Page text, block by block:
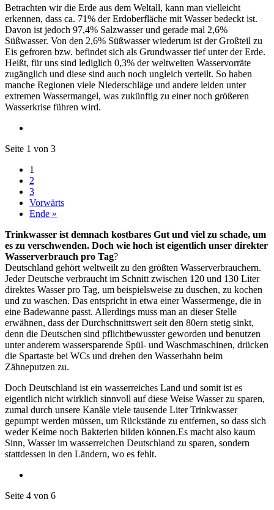
Betrachten wir die Erde aus dem Weltall, kann man vielleicht
erkennen, dass ca. 71% der Erdoberfläche mit Wasser bedeckt ist.
Davon ist jedoch 97,4% Salzwasser und gerade mal 2,6%
Süßwasser. Von den 2,6% Süßwasser wiederum ist der Großteil zu
Eis gefroren bzw. befindet sich als Grundwasser tief unter der Erde.
Heißt, für uns sind lediglich 0,3% der weltweiten Wasservorräte
zugänglich und diese sind auch noch ungleich verteilt. So haben
manche Regionen viele Niederschläge und andere leiden unter
extremen Wassermangel, was zukünftig zu einer noch größeren
Wasserkrise führen wird.
Seite 1 von 3
1
2
3
Vorwärts
Ende »
Trinkwasser ist demnach kostbares Gut und viel zu schade, um
es zu verschwenden. Doch wie hoch ist eigentlich unser direkter
Wasserverbrauch pro Tag?
Deutschland gehört weltweilt zu den größten Wasserverbrauchern.
Jeder Deutsche verbraucht im Schnitt zwischen 120 und 130 Liter
direktes Wasser pro Tag, um beispielsweise zu duschen, zu kochen
und zu waschen. Das entspricht in etwa einer Wassermenge, die in
eine Badewanne passt. Allerdings muss man an dieser Stelle
erwähnen, dass der Durchschnittswert seit den 80ern stetig sinkt,
denn die Deutschen sind pflichtbewusster geworden und benutzen
unter anderem wassersparende Spül- und Waschmaschinen, drücken
die Spartaste bei WCs und drehen den Wasserhahn beim
Zähneputzen zu.
Doch Deutschland ist ein wasserreiches Land und somit ist es
eigentlich nicht wirklich sinnvoll auf diese Weise Wasser zu sparen,
zumal durch unsere Kanäle viele tausende Liter Trinkwasser
gepumpt werden müssen, um Rückstände zu entfernen, so dass sich
weder Keime noch Bakterien bilden können.Es macht also kaum
Sinn, Wasser im wasserreichen Deutschland zu sparen, sondern
stattdessen in den Ländern, wo es fehlt.
Seite 4 von 6